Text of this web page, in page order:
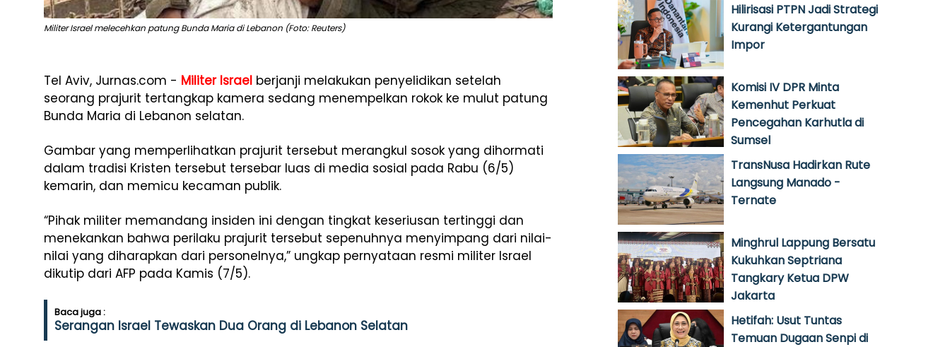
Militer Israel melecehkan patung Bunda Maria di Lebanon (Foto: Reuters)
Tel Aviv, Jurnas.com - Militer Israel berjanji melakukan penyelidikan setelah
seorang prajurit tertangkap kamera sedang menempelkan rokok ke mulut patung
Bunda Maria di Lebanon selatan.
Gambar yang memperlihatkan prajurit tersebut merangkul sosok yang dihormati
dalam tradisi Kristen tersebut tersebar luas di media sosial pada Rabu (6/5)
kemarin, dan memicu kecaman publik.
“Pihak militer memandang insiden ini dengan tingkat keseriusan tertinggi dan
menekankan bahwa perilaku prajurit tersebut sepenuhnya menyimpang dari nilai-
nilai yang diharapkan dari personelnya,” ungkap pernyataan resmi militer Israel
dikutip dari AFP pada Kamis (7/5).
Baca juga :
Serangan Israel Tewaskan Dua Orang di Lebanon Selatan
Hilirisasi PTPN Jadi Strategi
Kurangi Ketergantungan
Impor
Komisi IV DPR Minta
Kemenhut Perkuat
Pencegahan Karhutla di
Sumsel
TransNusa Hadirkan Rute
Langsung Manado -
Ternate
Minghrul Lappung Bersatu
Kukuhkan Septriana
Tangkary Ketua DPW
Jakarta
Hetifah: Usut Tuntas
Temuan Dugaan Senpi di